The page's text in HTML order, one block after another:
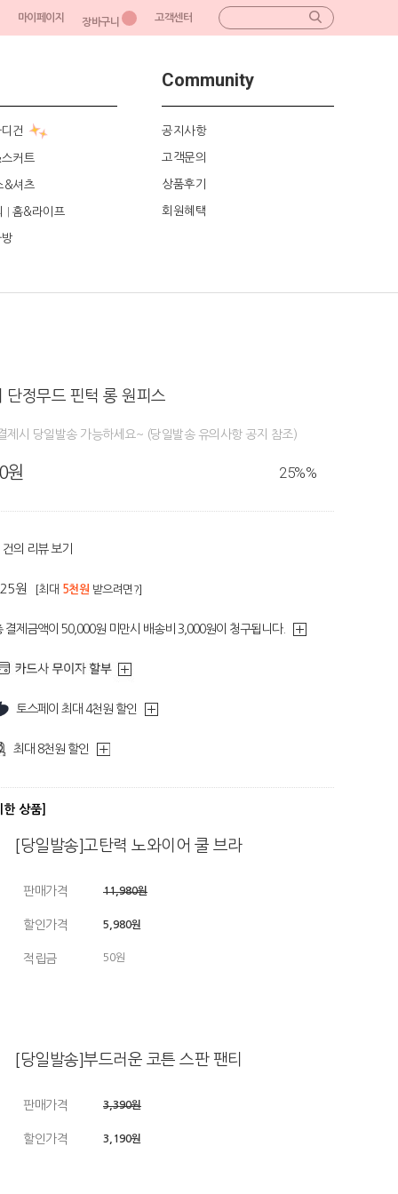
마이페이지 장바구니 고객센터
건
커트
&셔츠
홈&라이프
Community
공지사항
고객문의
상품후기
회원혜택
단정무드 핀턱 롱 원피스
제시 당일발송 가능하세요~ (당일발송 유의사항 공지 참조)
원 25%%
건의 리뷰 보기
원 [최대 5천원 받으려면?]
결제금액이 50,000원 미만시 배송비 3,000원이 청구됩니다.
토스페이 최대 4천원 할인
최대 8천원 할인
상품]
[당일발송]고탄력 노와이어 쿨 브라
판매가격 11,980원
할인가격 5,980원
적립금 50원
[당일발송]부드러운 코튼 스판 팬티
판매가격 3,390원
할인가격 3,190원